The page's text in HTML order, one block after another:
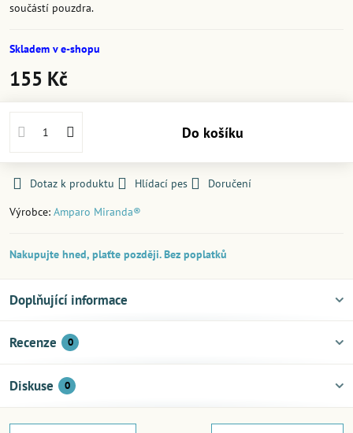
součástí pouzdra.
Skladem v e-shopu
155 Kč
Do košíku
Dotaz k produktu Hlídací pes
Doručení
Výrobce: Amparo Miranda®
Nakupujte hned, plaťte později. Bez poplatků
Doplňující informace
Recenze 0
Diskuse 0